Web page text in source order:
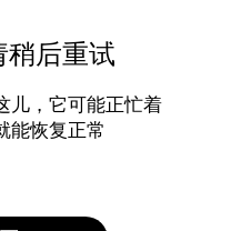
稍后重试
儿，它可能正忙着
能恢复正常